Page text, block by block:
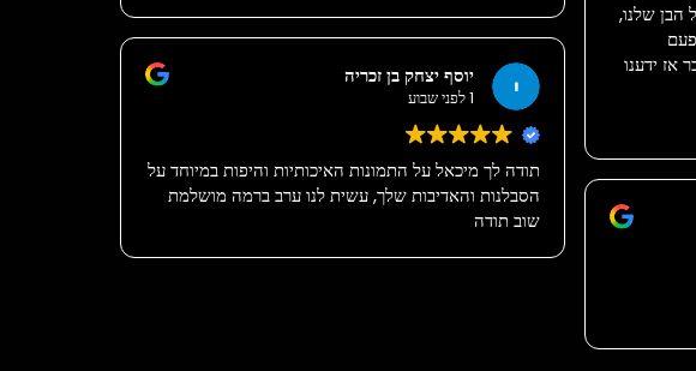
יוסף יצחק בן זכריה
1 לפני שבוע
תודה לך מיכאל על התמונות האיכותיות והיפות במיוחד על
הסבלנות והאדיבות שלך, עשית לנו ערב ברמה מושלמת
שוב תודה
הבן שלנו,
אז ידענו
הוא
עליו
גבוהה